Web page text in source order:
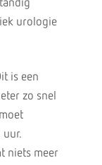
urologie
is een
zo snel
niets meer